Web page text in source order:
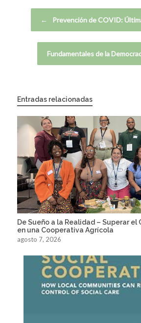
← Prevención de COVID:
Fundamentales de la
Entradas relacionadas
De Sueño a la Realidad – Superar el
en una Cooperativa Agrícola
agosto 7, 2026